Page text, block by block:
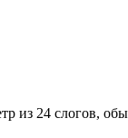
из 24 слогов,